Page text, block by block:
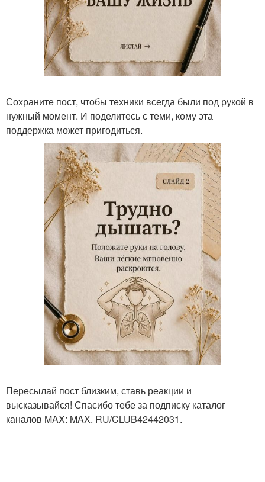
Сохраните пост, чтобы техники всегда были под рукой в
нужный момент. И поделитесь с теми, кому эта
поддержка может пригодиться.
Пересылай пост близким, ставь реакции и
высказывайся! Спасибо тебе за подписку каталог
каналов MAX: MAX. RU/CLUB42442031.